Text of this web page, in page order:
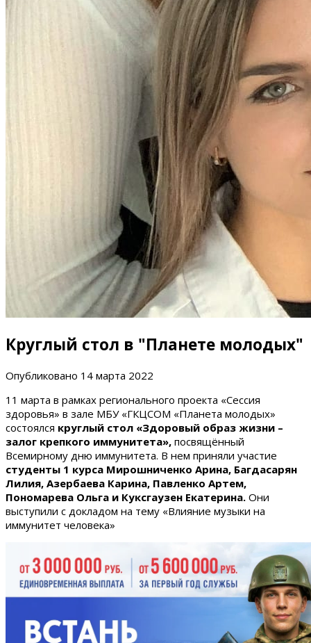
Круглый стол в "Планете молодых"
Опубликовано 14 марта 2022
11 марта в рамках регионального проекта «Сессия
здоровья» в зале МБУ «ГКЦСОМ «Планета молодых»
состоялся круглый стол «Здоровый образ жизни –
залог крепкого иммунитета», посвящённый
Всемирному дню иммунитета. В нем приняли участие
студенты 1 курса Мирошниченко Арина, Багдасарян
Лилия, Азербаева Карина, Павленко Артем,
Пономарева Ольга и Куксгаузен Екатерина. Они
выступили с докладом на тему «Влияние музыки на
иммунитет человека»